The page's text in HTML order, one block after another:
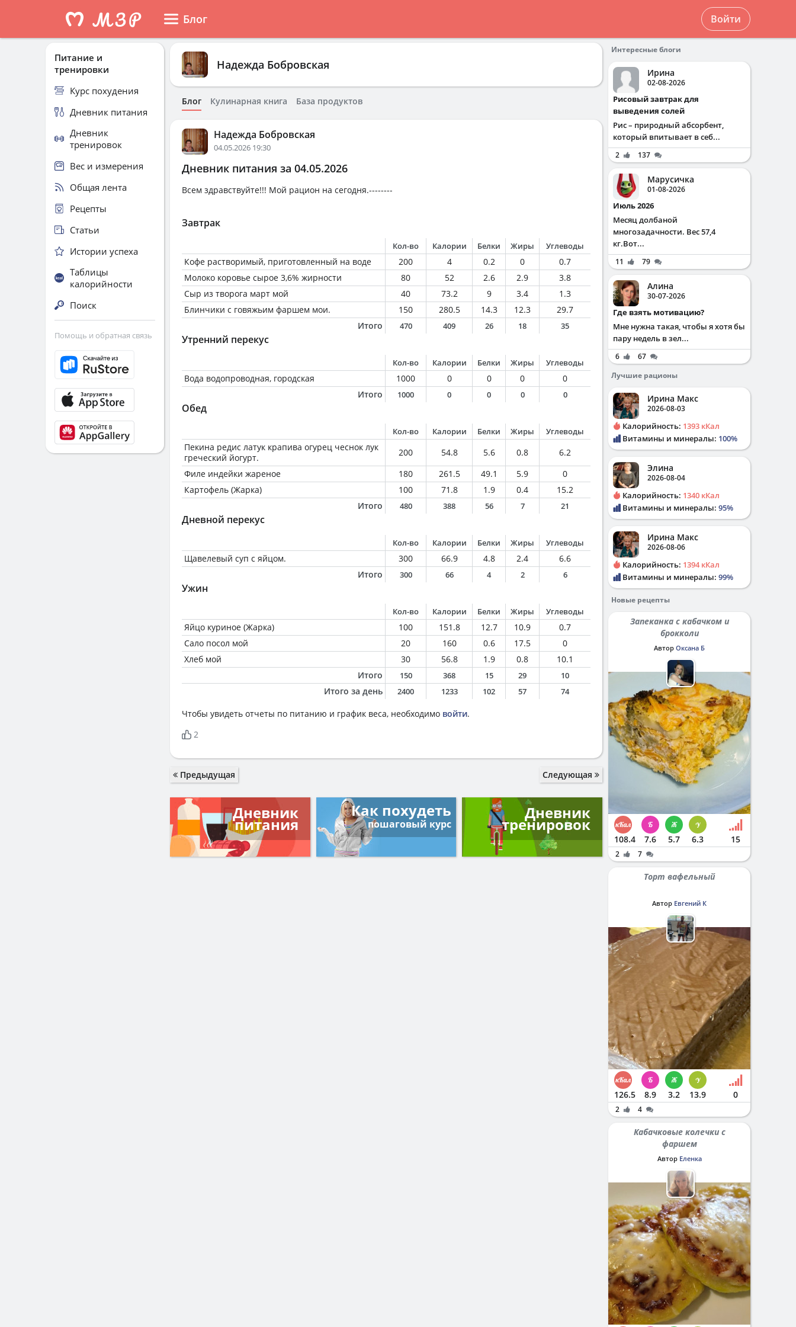
Блог Войти
Надежда Бобровская
Блог Кулинарная книга База продуктов
Надежда Бобровская
04.05.2026 19:30
Дневник питания за 04.05.2026
Всем здравствуйте!!! Мой рацион на сегодня.--------
Завтрак
Кол-во Калории Белки Жиры Углеводы
Кофе растворимый, приготовленный на воде 200 4 0.2 0
0.7
Молоко коровье сырое 3,6% жирности
80 52 2.6 2.9
3.8
Сыр из творога март мой
40 73.2 9 3.4
1.3
Блинчики с говяжьим фаршем мои.
150 280.5 14.3 12.3
29.7
Итого
470 409 26 18 35
Утренний перекус
Кол-во Калории Белки Жиры Углеводы
Вода водопроводная, городская 1000 0 0 0
0
Итого
1000 0 0 0 0
Обед
Кол-во Калории Белки Жиры Углеводы
Пекина редис латук крапива огурец чеснок лук
греческий йогурт.
200 54.8 5.6 0.8
6.2
Филе индейки жареное
180 261.5 49.1 5.9
0
Картофель (Жарка)
100 71.8 1.9 0.4
15.2
Итого
480 388 56 7 21
Дневной перекус
Кол-во Калории Белки Жиры Углеводы
Щавелевый суп с яйцом. 300 66.9 4.8 2.4
6.6
Итого
300 66 4 2 6
Ужин
Кол-во Калории Белки Жиры Углеводы
Яйцо куриное (Жарка) 100 151.8 12.7 10.9
0.7
Сало посол мой
20 160 0.6 17.5
0
Хлеб мой
30 56.8 1.9 0.8
10.1
Итого
150 368 15 29 10
Итого за день 2400 1233 102 57 74
Чтобы увидеть отчеты по питанию и график веса, необходимо войти.
2
Предыдущая Следующая
Дневник
питания
Как похудеть
пошаговый курс
Дневник
тренировок
Питание и
тренировки
Курс похудения
Дневник питания
Дневник
тренировок
Вес и измерения
Общая лента
Рецепты
Статьи
Истории успеха
Таблицы
калорийности
Поиск
Помощь и обратная связь
Интересные блоги
Ирина
02-08-2026
Рисовый завтрак для
выведения солей
Рис – природный абсорбент,
который впитывает в себ...
2 137
Марусичка
01-08-2026
Июль 2026
Месяц долбаной
многозадачности. Вес 57,4
кг.Вот...
11 79
Алина
30-07-2026
Где взять мотивацию?
Мне нужна такая, чтобы я хотя бы
пару недель в зел...
6
67
Лучшие рационы
Ирина Макс
2026-08-03
Калорийность: 1393 кКал
Витамины и минералы: 100%
Элина
2026-08-04
Калорийность: 1340 кКал
Витамины и минералы: 95%
Ирина Макс
2026-08-06
Калорийность: 1394 кКал
Витамины и минералы: 99%
Новые рецепты
Запеканка с кабачком и
брокколи
Автор Оксана Б
108.4 7.6 5.7 6.3 15
2 7
Торт вафельный
Автор Евгений К
126.5 8.9 3.2 13.9 0
2 4
Кабачковые колечки с
фаршем
Автор Еленка